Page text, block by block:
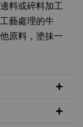
料或碎料加工
藝處理的牛
原料，塗抹一